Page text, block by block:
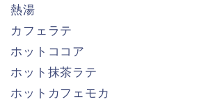
熱湯
カフェラテ
ホットココア
ホット抹茶ラテ
ホットカフェモカ